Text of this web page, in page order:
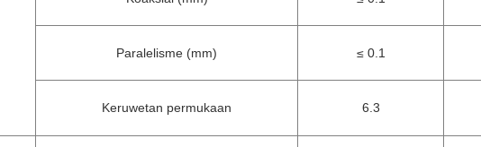
Paralelisme (mm) ≤ 0.1
Keruwetan permukaan 6.3